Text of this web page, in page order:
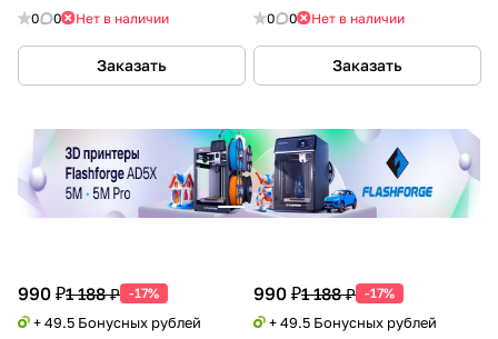
6 0 0 Нет в наличии
Заказать
2 0 0 Нет в наличии
Заказать
990 ₽1 188 ₽ -17%
+ 49.5 Бонусных рублей
990 ₽1 188 ₽ -17%
+ 49.5 Бонусных рублей